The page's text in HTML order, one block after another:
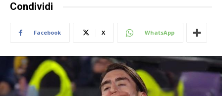
Condividi
Facebook X WhatsApp